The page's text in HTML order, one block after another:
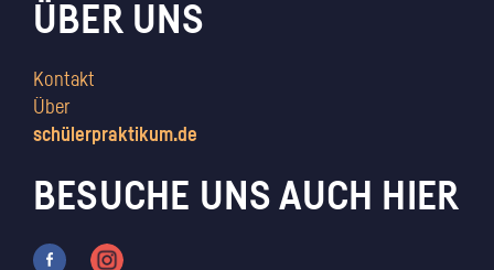
ÜBER UNS
Kontakt
Über
schülerpraktikum.de
BESUCHE UNS AUCH HIER